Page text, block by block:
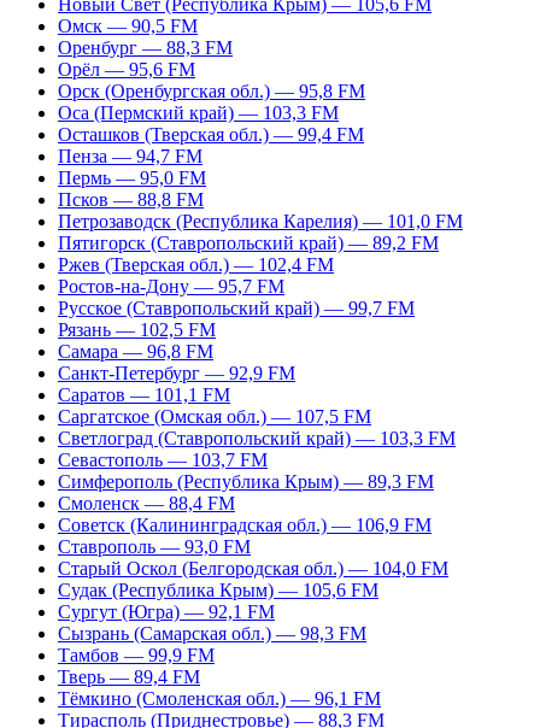
Новый Свет (Республика Крым) — 105,6 FM
Омск — 90,5 FM
Оренбург — 88,3 FM
Орёл — 95,6 FM
Орск (Оренбургская обл.) — 95,8 FM
Оса (Пермский край) — 103,3 FM
Осташков (Тверская обл.) — 99,4 FM
Пенза — 94,7 FM
Пермь — 95,0 FM
Псков — 88,8 FM
Петрозаводск (Республика Карелия) — 101,0 FM
Пятигорск (Ставропольский край) — 89,2 FM
Ржев (Тверская обл.) — 102,4 FM
Ростов-на-Дону — 95,7 FM
Русское (Ставропольский край) — 99,7 FM
Рязань — 102,5 FM
Самара — 96,8 FM
Санкт-Петербург — 92,9 FM
Саратов — 101,1 FM
Саргатское (Омская обл.) — 107,5 FM
Светлоград (Ставропольский край) — 103,3 FM
Севастополь — 103,7 FM
Симферополь (Республика Крым) — 89,3 FM
Смоленск — 88,4 FM
Советск (Калининградская обл.) — 106,9 FM
Ставрополь — 93,0 FM
Старый Оскол (Белгородская обл.) — 104,0 FM
Судак (Республика Крым) — 105,6 FM
Сургут (Югра) — 92,1 FM
Сызрань (Самарская обл.) — 98,3 FM
Тамбов — 99,9 FM
Тверь — 89,4 FM
Тёмкино (Смоленская обл.) — 96,1 FM
Тирасполь (Приднестровье) — 88,3 FM